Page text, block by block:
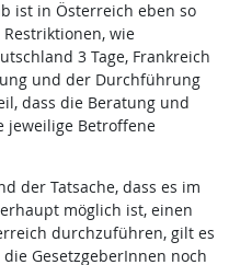
ist in Österreich eben so
wie
3 Tage, Frankreich
und der Durchführung
dass die Beratung und
jeweilige Betroffene
der Tatsache, dass es im
möglich ist, einen
durchzuführen, gilt es
GesetzgeberInnen noch